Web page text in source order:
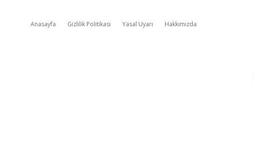
Anasayfa Gizlilik Politikası Yasal Uyarı Hakkımızda